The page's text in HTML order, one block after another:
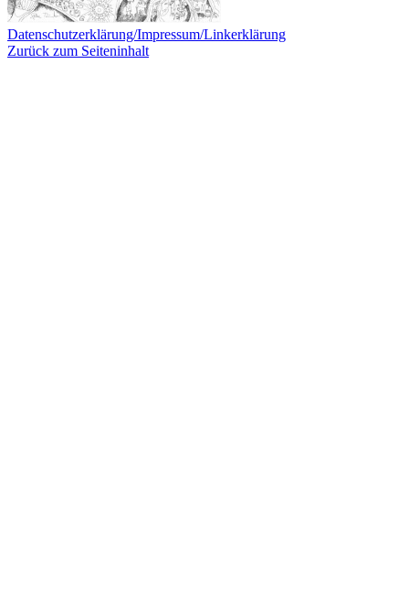
Datenschutzerklärung/Impressum/Linkerklärung
Zurück zum Seiteninhalt